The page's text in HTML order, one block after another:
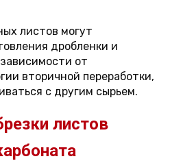
листов могут
дробленки и
от
вторичной переработки,
с другим сырьем.
листов